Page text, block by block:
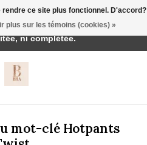
mot-clé Hotpants
ce site plus fonctionnel. D'accord?
plus sur les témoins (cookies) »
Toute commande passée
ni complétée.